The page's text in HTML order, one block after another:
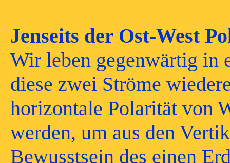
Jenseits der Ost-West
Wir leben gegenwärtig in
diese zwei Ströme
horizontale Polarität von
werden, um aus den
Bewusstsein des einen